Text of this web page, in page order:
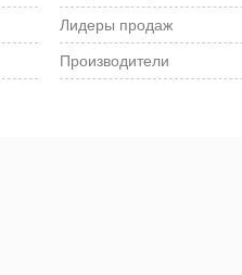
Лидеры продаж
Производители